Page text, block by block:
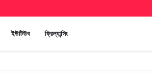
ইউটিউব ফ্রিল্যান্সিং